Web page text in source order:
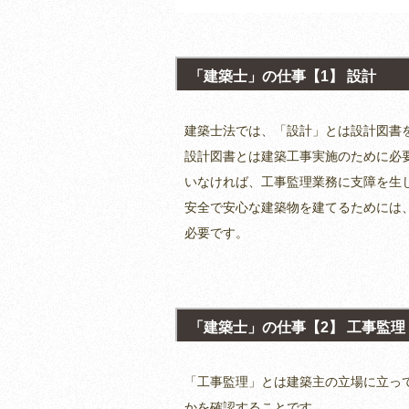
「建築士」の仕事【1】 設計
建築士法では、「設計」とは設計図書
設計図書とは建築工事実施のために
いなければ、工事監理業務に支障を生
安全で安心な建築物を建てるために
必要です。
「建築士」の仕事【2】 工事監理
「工事監理」とは建築主の立場に立